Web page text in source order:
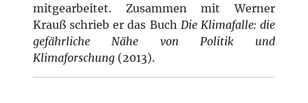
mitgearbeitet. Zusammen mit Werner
Krauß schrieb er das Buch Die Klimafalle: die
gefährliche Nähe von Politik und
Klimaforschung (2013).